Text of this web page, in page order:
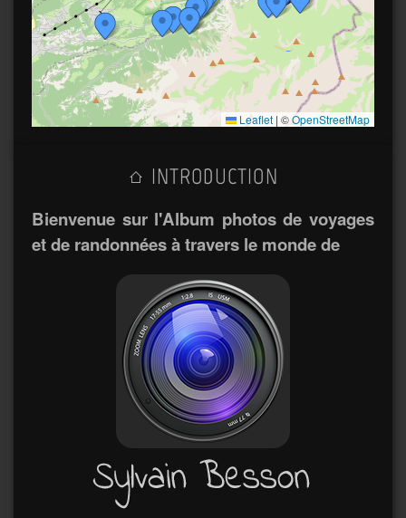
Leaflet | ©OpenStreetMap
INTRODUCTION
Bienvenue sur l'Album photos de voyages
et de randonnées à travers le monde de